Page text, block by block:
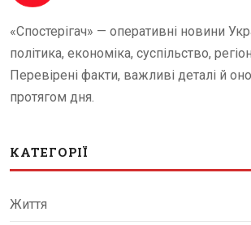
«Спостерігач» — оперативні новини
політика, економіка, суспільство,
Перевірені факти, важливі деталі й
протягом дня.
КАТЕГОРІЇ
Життя